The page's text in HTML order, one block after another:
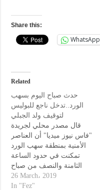
Share this:
WhatsApp
Related
حدث صباح اليوم بسهب
الورد..تدخل ناجع للبوليس
لتوقيف ولد الجبلي
قال مصدر محلي لجريدة
"فاس نيوز ميديا" أن العناصر
الأمنية بمنطقة سهب الورد
تمكنت في حدود الساعة
الثامنة والنصف من صباح
يومه الثلاثاء 26/03/2019 من
توقيف الملقب "ولد الجبلي"
26 March، 2019
In "Fez"